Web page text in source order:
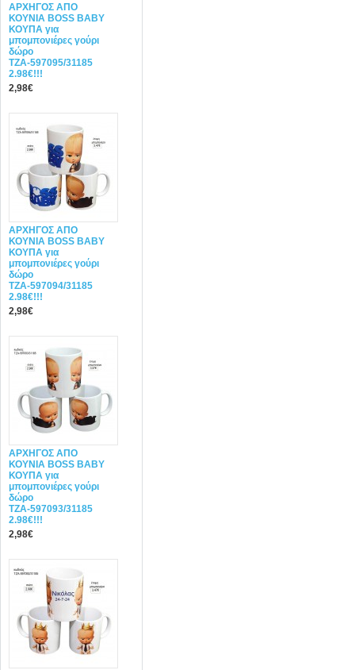
ΑΡΧΗΓΟΣ ΑΠΟ
ΚΟΥΝΙΑ BOSS BABY
ΚΟΥΠΑ για
μπομπονιέρες γούρι
δώρο
ΤΖΑ-597095/31185
2.98€!!!
2,98€
ΑΡΧΗΓΟΣ ΑΠΟ
ΚΟΥΝΙΑ BOSS BABY
ΚΟΥΠΑ για
μπομπονιέρες γούρι
δώρο
ΤΖΑ-597094/31185
2.98€!!!
2,98€
ΑΡΧΗΓΟΣ ΑΠΟ
ΚΟΥΝΙΑ BOSS BABY
ΚΟΥΠΑ για
μπομπονιέρες γούρι
δώρο
ΤΖΑ-597093/31185
2.98€!!!
2,98€